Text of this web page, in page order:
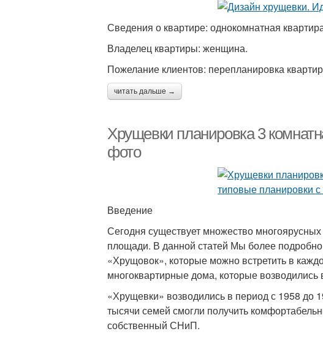
Сведения о квартире: однокомнатная
Владелец квартиры: женщина.
Пожелание клиентов: перепланировка
читать дальше →
Хрущевки планировка 3
фото
Введение
Сегодня существует множество
площади. В данной статей Мы более
«Хрущовок», которые можно встретить в
многоквартирные дома, которые
«Хрущевки» возводились в период с 1958 до
тысячи семей смогли получить
собственный СНиП.